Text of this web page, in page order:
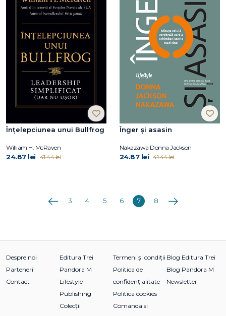
Înțelepciunea unui Bullfrog
William H. McRaven
24.87 lei 41.44 lei
Înger și asasin
Nakazawa Donna Jackson
24.87 lei 41.44 lei
Anterioara
3 4 5 6 7 8 Următoarea
Despre noi
Parteneri
Contact
Editura Trei
Pandora M
Lifestyle
Publishing
Colecții
Termeni și condiții
Politica de
confidențialitate
Politica cookies
Comanda si
Blog Editura Trei
Blog Pandora M
Newsletter